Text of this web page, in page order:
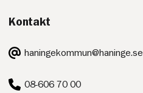
Kontakt
E-
post:
haningekommun@haninge.se
Telefon:
08-606 70 00